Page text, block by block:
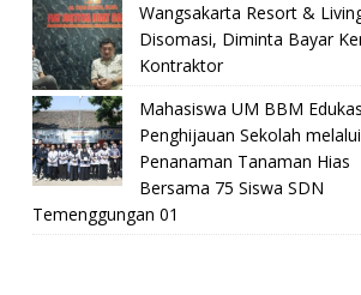
Wangsakarta Resort &
Disomasi, Diminta Bayar
Kontraktor
Mahasiswa UM BBM
Penghijauan Sekolah melalui
Penanaman Tanaman Hias
Bersama 75 Siswa SDN
Temenggungan 01